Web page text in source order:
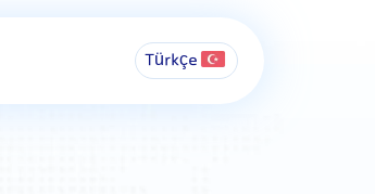
Türkçe